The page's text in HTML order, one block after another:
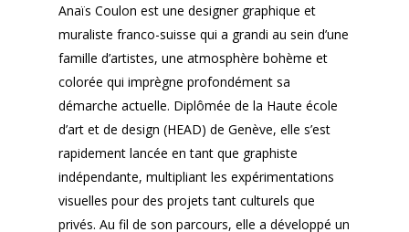
Anaïs Coulon est une designer graphique et
muraliste franco-suisse qui a grandi au sein d’une
famille d’artistes, une atmosphère bohème et
colorée qui imprègne profondément sa
démarche actuelle. Diplômée de la Haute école
d’art et de design (HEAD) de Genève, elle s’est
rapidement lancée en tant que graphiste
indépendante, multipliant les expérimentations
visuelles pour des projets tant culturels que
privés. Au fil de son parcours, elle a développé un